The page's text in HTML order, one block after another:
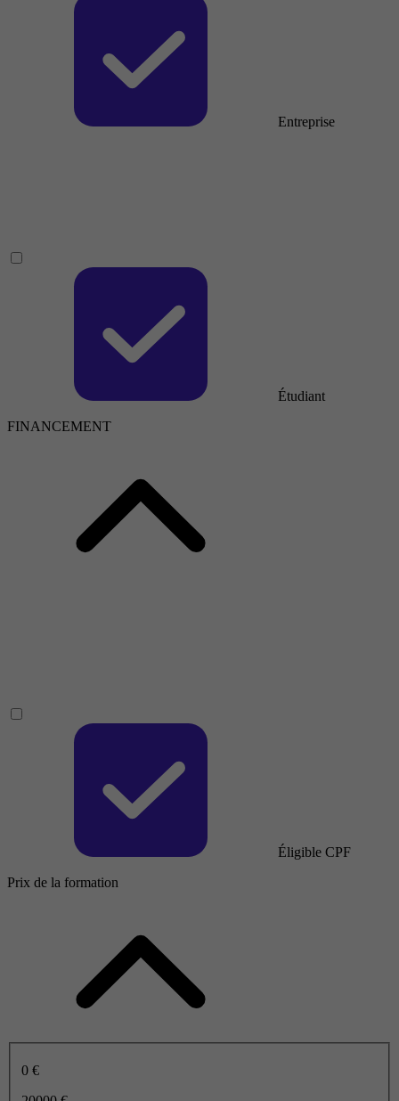
Entreprise
Étudiant
FINANCEMENT
Éligible CPF
Prix de la formation
0 €